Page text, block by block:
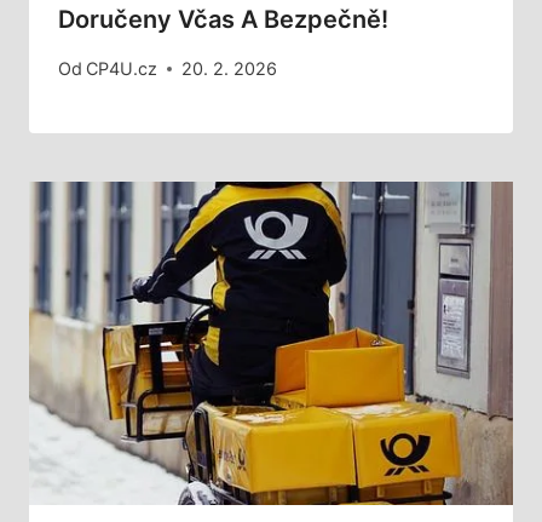
Doručeny Včas A Bezpečně!
Od CP4U.cz 20. 2. 2026